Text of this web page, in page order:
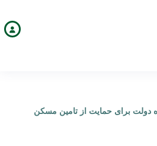
دولت برای حمایت از تامین مسکن